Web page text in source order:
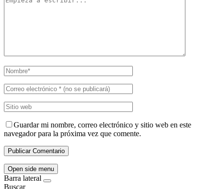
Guardar mi nombre, correo electrónico y sitio web en este
navegador para la próxima vez que comente.
Open side menu
Barra lateral
Buscar